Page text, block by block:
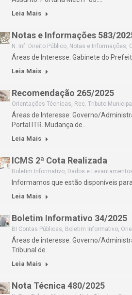
Leia Mais
Notas e Informações 583/
N. Inf. Direito Público, Notas e Informações,
Áreas de Interesse: Gabinete do
Leia Mais
Recomendação 265/2025
Orientações Técnicas, Rec. Tributo Municipal
Áreas de Interesse: Governo/
Portal ITR. Mudança de…
Leia Mais
ICMS 2ª Cota Realizada
Boletim Informativo, Dados e
Informamos que estão disponíveis
Leia Mais
Boletim Informativo 34/2025
BI Contas Públicas, Boletim Informativo,
Áreas de interesse: Governo/
Tribunal de…
Leia Mais
Nota Técnica 480/2025